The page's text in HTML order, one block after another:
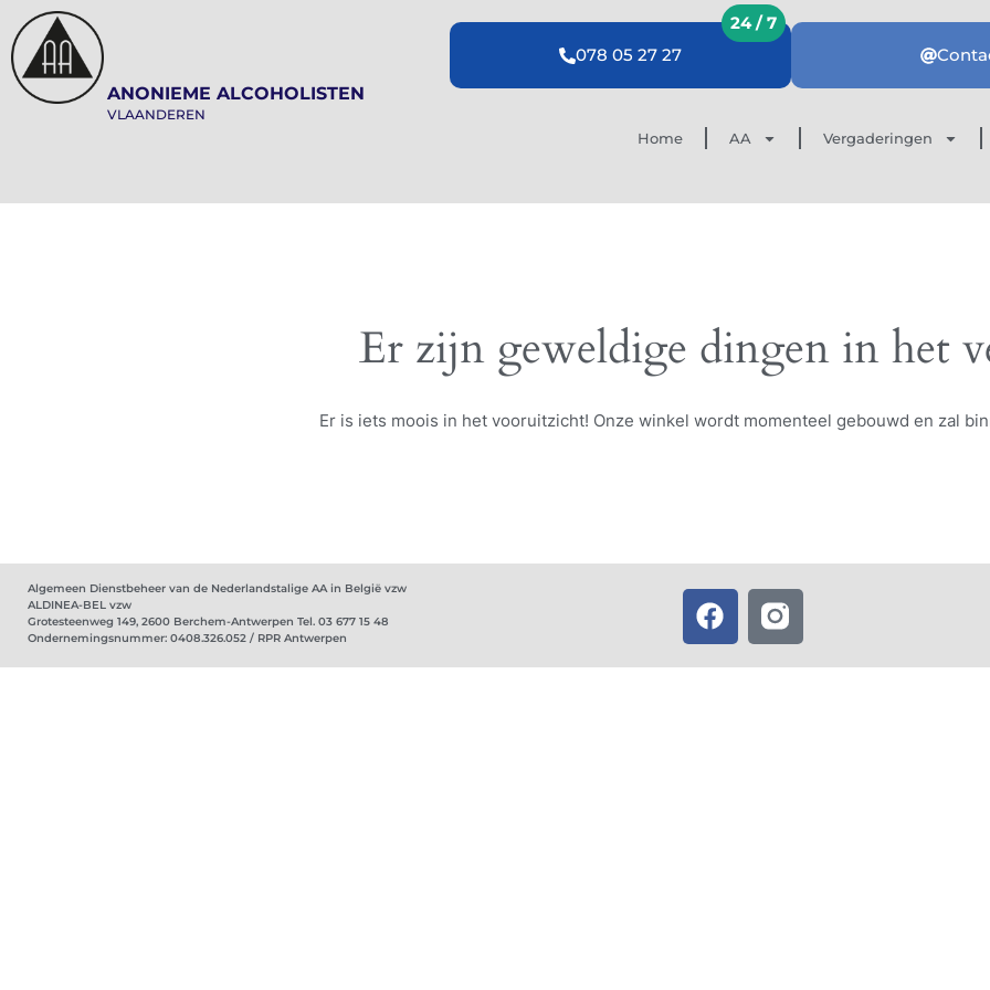
ANONIEME ALCOHOLISTEN
VLAANDEREN
078 05 27 27
Home AA Vergaderingen
Er zijn geweldige dingen in het
Er is iets moois in het vooruitzicht! Onze winkel wordt momenteel gebouwd en zal
Algemeen Dienstbeheer van de Nederlandstalige AA in België vzw
ALDINEA-BEL vzw
Grotesteenweg 149, 2600 Berchem-Antwerpen Tel. 03 677 15 48
Ondernemingsnummer: 0408.326.052 / RPR Antwerpen